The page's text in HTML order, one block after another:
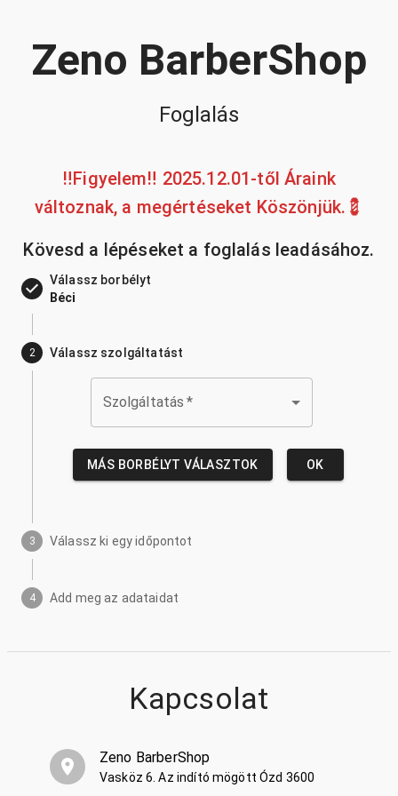
Zeno BarberShop
Foglalás
‼️Figyelem‼️ 2025.12.01-től Áraink
változnak, a megértéseket Köszönjük.💈
Kövesd a lépéseket a foglalás leadásához.
Válassz borbélyt
Béci
2 Válassz szolgáltatást
Szolgáltatás *
MÁS BORBÉLYT VÁLASZTOK OK
3 Válassz ki egy időpontot
4 Add meg az adataidat
Kapcsolat
Zeno BarberShop
Vasköz 6. Az indító mögött Ózd 3600